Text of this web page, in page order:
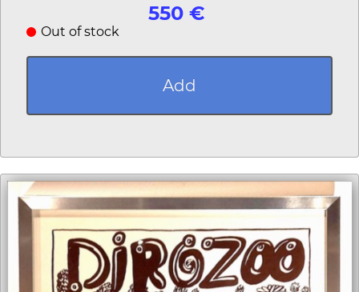
550 €
Out of stock
Add